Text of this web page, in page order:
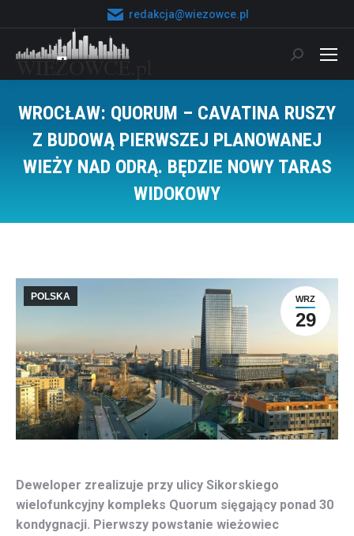
redakcja@wiezowce.pl
Szukaj:
WROCŁAW: QUORUM – CAVATINA RUSZY
Z BUDOWĄ PIERWSZEJ PLANOWANEJ
WIEŻY NAD ODRĄ. BĘDZIE NOWY TARAS
WIDOKOWY
WRZ
29
POLSKA
Deweloper zrealizuje przy ulicy Sikorskiego
wielofunkcyjny kompleks Quorum sięgający ponad 30
kondygnacji. Pierwszy powstanie wieżowiec